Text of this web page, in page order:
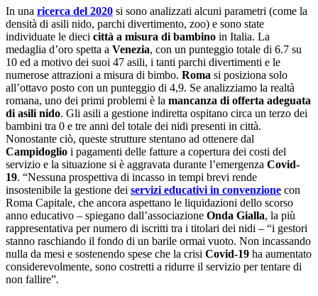
In una ricerca del 2020 si sono analizzati alcuni parametri (come la
densità di asili nido, parchi divertimento, zoo) e sono state
individuate le dieci città a misura di bambino in Italia. La
medaglia d’oro spetta a Venezia, con un punteggio totale di 6.7 su
10 ed a motivo dei suoi 47 asili, i tanti parchi divertimenti e le
numerose attrazioni a misura di bimbo. Roma si posiziona solo
all’ottavo posto con un punteggio di 4,9. Se analizziamo la realtà
romana, uno dei primi problemi è la mancanza di offerta adeguata
di asili nido. Gli asili a gestione indiretta ospitano circa un terzo dei
bambini tra 0 e tre anni del totale dei nidi presenti in città.
Nonostante ciò, queste strutture stentano ad ottenere dal
Campidoglio i pagamenti delle fatture a copertura dei costi del
servizio e la situazione si è aggravata durante l’emergenza Covid-
19. “Nessuna prospettiva di incasso in tempi brevi rende
insostenibile la gestione dei servizi educativi in convenzione con
Roma Capitale, che ancora aspettano le liquidazioni dello scorso
anno educativo – spiegano dall’associazione Onda Gialla, la più
rappresentativa per numero di iscritti tra i titolari dei nidi – “i gestori
stanno raschiando il fondo di un barile ormai vuoto. Non incassando
nulla da mesi e sostenendo spese che la crisi Covid-19 ha aumentato
considerevolmente, sono costretti a ridurre il servizio per tentare di
non fallire”.